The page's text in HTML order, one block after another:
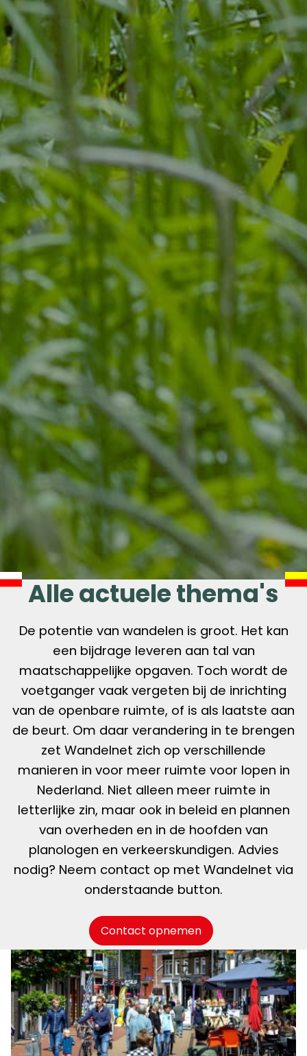
Alle actuele thema's
De potentie van wandelen is groot. Het kan
een bijdrage leveren aan tal van
maatschappelijke opgaven. Toch wordt de
voetganger vaak vergeten bij de inrichting
van de openbare ruimte, of is als laatste aan
de beurt. Om daar verandering in te brengen
zet Wandelnet zich op verschillende
manieren in voor meer ruimte voor lopen in
Nederland. Niet alleen meer ruimte in
letterlijke zin, maar ook in beleid en plannen
van overheden en in de hoofden van
planologen en verkeerskundigen. Advies
nodig? Neem contact op met Wandelnet via
onderstaande button.
Contact opnemen